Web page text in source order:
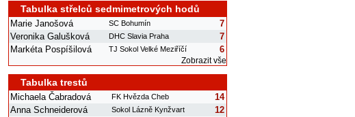
Tabulka střelců sedmimetrových hodů
Marie Janošová SC Bohumín
7
Veronika Galušková
DHC Slavia Praha
7
Markéta Pospíšilová
TJ Sokol Velké Meziříčí 6
Zobrazit vše
Tabulka trestů
Michaela Čabradová FK Hvězda Cheb
14
Anna Schneiderová
Sokol Lázně Kynžvart
12